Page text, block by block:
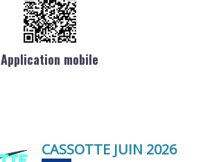
Application mobile
CASSOTTE JUIN 2026